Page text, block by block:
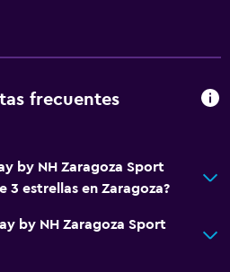
frecuentes
by NH Zaragoza Sport
3 estrellas en Zaragoza?
by NH Zaragoza Sport